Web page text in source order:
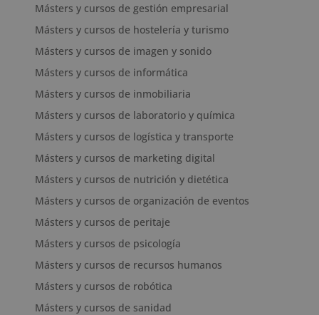
Másters y cursos de gestión empresarial
Másters y cursos de hostelería y turismo
Másters y cursos de imagen y sonido
Másters y cursos de informática
Másters y cursos de inmobiliaria
Másters y cursos de laboratorio y química
Másters y cursos de logística y transporte
Másters y cursos de marketing digital
Másters y cursos de nutrición y dietética
Másters y cursos de organización de eventos
Másters y cursos de peritaje
Másters y cursos de psicología
Másters y cursos de recursos humanos
Másters y cursos de robótica
Másters y cursos de sanidad